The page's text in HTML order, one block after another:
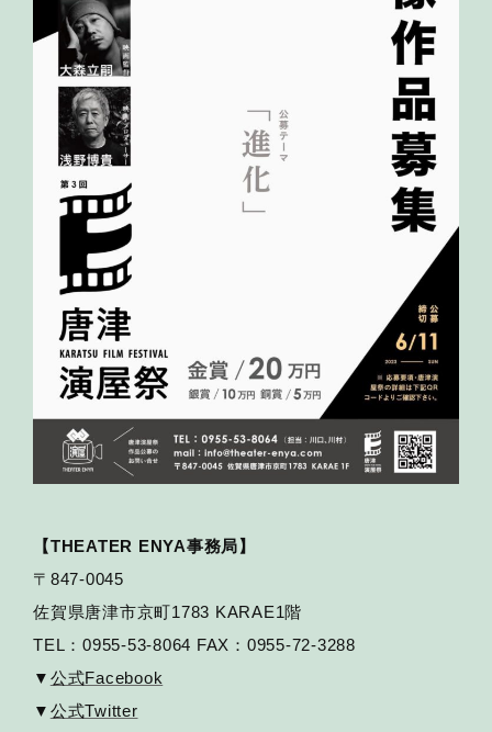
【THEATER ENYA事務局】
〒847-0045
佐賀県唐津市京町1783 KARAE1階
TEL：0955-53-8064 FAX：0955-72-3288
▼ 公式Facebook
▼ 公式Twitter